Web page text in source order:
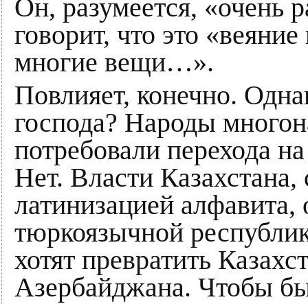
Он, разумеется, «очень
говорит, что это
многие вещи…».
Повлияет, конечно.
господа? Народы
потребовали перехода
Нет. Власти Казахстана,
латинизацией алфавита,
тюркоязычной
хотят превратить
Азербайджана. Чтобы